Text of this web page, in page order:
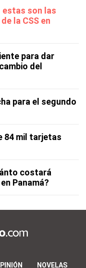
estas son las
la CSS en
para dar
del
para el segundo
84 mil tarjetas
costará
Panamá?
NOVELAS